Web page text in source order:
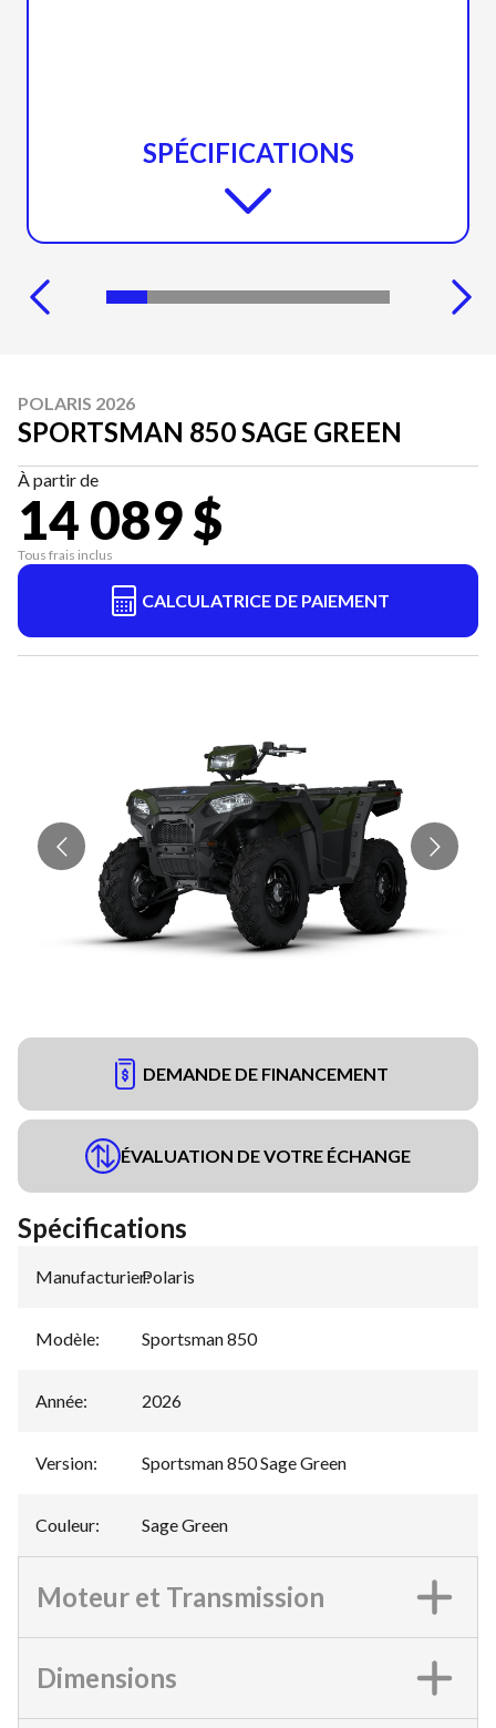
SPÉCIFICATIONS
POLARIS 2026
SPORTSMAN 850 SAGE GREEN
À partir de
14 089 $
Tous frais inclus
CALCULATRICE DE PAIEMENT
DEMANDE DE FINANCEMENT
ÉVALUATION DE VOTRE ÉCHANGE
Spécifications
Manufacturier:
Polaris
Modèle: Sportsman 850
Année: 2026
Version: Sportsman 850 Sage Green
Couleur: Sage Green
Moteur et Transmission
Dimensions